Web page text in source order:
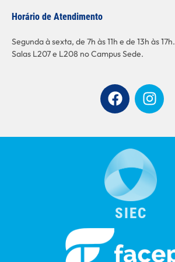
Horário de Atendimento
Segunda à sexta, de 7h às 11h e de 13h às 17h.
Salas L207 e L208 no Campus Sede.
SIEC